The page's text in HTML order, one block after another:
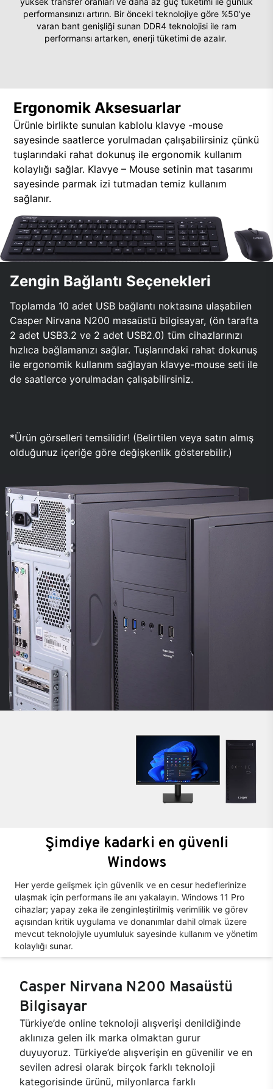
performansınızı artırın. Bir önceki teknolojiye göre %50’ye
varan bant genişliği sunan DDR4 teknolojisi ile ram
performansı artarken, enerji tüketimi de azalır.
Ergonomik Aksesuarlar
Ürünle birlikte sunulan kablolu klavye -mouse
sayesinde saatlerce yorulmadan çalışabilirsiniz çünkü
tuşlarındaki rahat dokunuş ile ergonomik kullanım
kolaylığı sağlar. Klavye – Mouse setinin mat tasarımı
sayesinde parmak izi tutmadan temiz kullanım
sağlanır.
Zengin Bağlantı Seçenekleri
Toplamda 10 adet USB bağlantı noktasına ulaşabilen
Casper Nirvana N200 masaüstü bilgisayar, (ön tarafta
2 adet USB3.2 ve 2 adet USB2.0) tüm cihazlarınızı
hızlıca bağlamanızı sağlar. Tuşlarındaki rahat dokunuş
ile ergonomik kullanım sağlayan klavye-mouse seti ile
de saatlerce yorulmadan çalışabilirsiniz.
*Ürün görselleri temsilidir! (Belirtilen veya satın almış
olduğunuz içeriğe göre değişkenlik gösterebilir.)
Şimdiye kadarki en güvenli
Windows
Her yerde gelişmek için güvenlik ve en cesur hedeflerinize
ulaşmak için performans ile anı yakalayın. Windows 11 Pro
cihazlar; yapay zeka ile zenginleştirilmiş verimlilik ve görev
açısından kritik uygulama ve donanımlar dahil olmak üzere
mevcut teknolojiyle uyumluluk sayesinde kullanım ve yönetim
kolaylığı sunar.
Casper Nirvana N200 Masaüstü
Bilgisayar
Türkiye’de online teknoloji alışverişi denildiğinde
aklınıza gelen ilk marka olmaktan gurur
duyuyoruz. Türkiye’de alışverişin en güvenilir ve en
sevilen adresi olarak birçok farklı teknoloji
kategorisinde ürünü, milyonlarca farklı